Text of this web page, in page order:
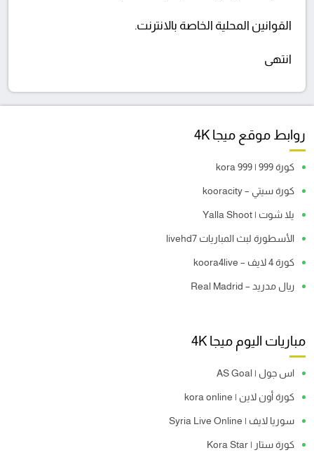
القوانين المحلية الخاصة بالانترنت.
انتهى
روابط موقع ميجا 4K
كورة 999 | kora 999
كورة سيتي – kooracity
يلا شوت | Yalla Shoot
الأسطورة لبث المباريات livehd7
كورة 4 لايف – koora4live
ريال مدريد – Real Madrid
مباريات اليوم ميجا 4K
اس جول | AS Goal
كورة أون لاين | kora online
سوريا لايف | Syria Live Online
كورة ستار | Kora Star